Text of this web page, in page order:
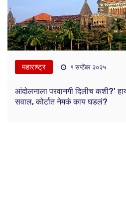
महाराष्ट्र १ सप्टेंबर २०२५
आंदोलनाला परवानगी दिलीच कशी?'
सवाल, कोर्टात नेमकं काय घडलं?